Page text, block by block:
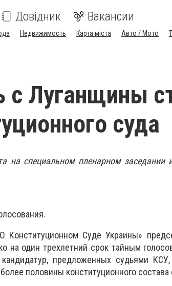
Довідник Вакансии
Недвижимость Карта міста Авто / Мото
с Луганщины
суда
на специальном пленарном заседании
Конституционном Суде Украины»
на один трехлетний срок тайным
предложенных судьями КСУ,
половины конституционного состава